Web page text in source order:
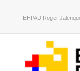
EHPAD Roger